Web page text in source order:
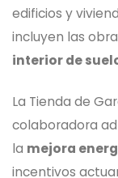
edificios y
incluyen las
interior de
La Tienda de
colaboradora
la mejora
incentivos